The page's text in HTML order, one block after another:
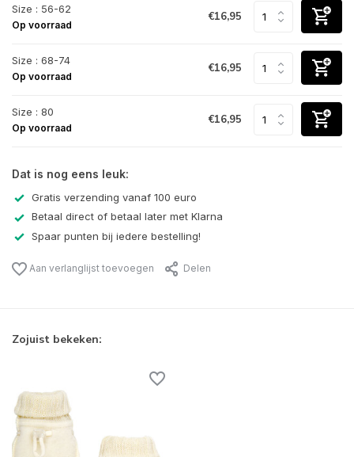
Size : 56-62
Op voorraad
€16,95
Size : 68-74
Op voorraad
€16,95
Size : 80
Op voorraad
€16,95
Dat is nog eens leuk:
Gratis verzending vanaf 100 euro
Betaal direct of betaal later met Klarna
Spaar punten bij iedere bestelling!
Aan verlanglijst toevoegen Delen
Zojuist bekeken: